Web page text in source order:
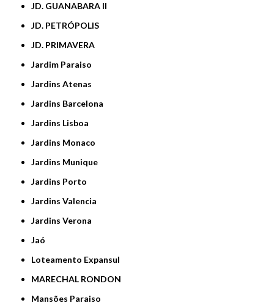
JD. GUANABARA II
JD. PETRÓPOLIS
JD. PRIMAVERA
Jardim Paraiso
Jardins Atenas
Jardins Barcelona
Jardins Lisboa
Jardins Monaco
Jardins Munique
Jardins Porto
Jardins Valencia
Jardins Verona
Jaó
Loteamento Expansul
MARECHAL RONDON
Mansões Paraiso